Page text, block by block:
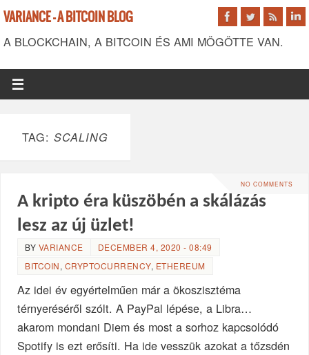
VARIANCE - A BITCOIN BLOG
A BLOCKCHAIN, A BITCOIN ÉS AMI MÖGÖTTE VAN.
TAG: SCALING
NO COMMENTS
A kripto éra küszöbén a skálázás
lesz az új üzlet!
BY VARIANCE
DECEMBER 4, 2020 - 08:49
BITCOIN, CRYPTOCURRENCY, ETHEREUM
Az idei év egyértelműen már a ökoszisztéma
térnyeréséről szólt. A PayPal lépése, a Libra…
akarom mondani Diem és most a sorhoz kapcsolódó
Spotify is ezt erősíti. Ha ide vesszük azokat a tőzsdén